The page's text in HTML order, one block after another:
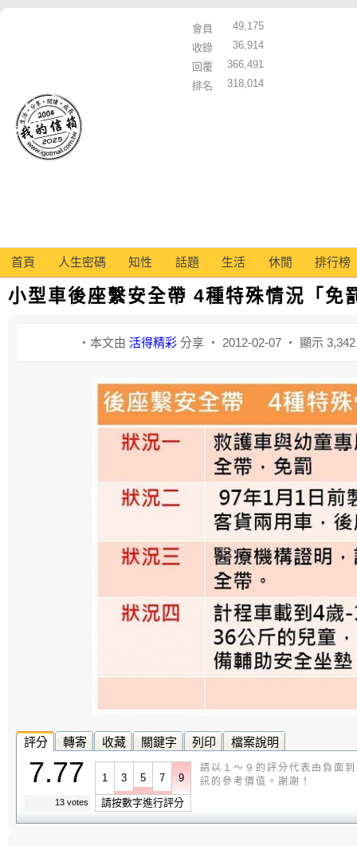
會員
49,175
收錄
36,914
回覆
366,491
排名
318,014
首頁 人生密碼 知性 話題 生活 休閒 排行榜
小型車後座繫安全帶 4種特殊情況「免
‧本文由 活得精彩 分享 ‧ 2012-02-07 ‧ 顯示
評分 轉寄 收藏 關鍵字 列印 檔案說明
7.77
13 votes
1 3 5 7 9
請按數字進行評分
請以１～９的評分代表由負面
訊的參考價值。謝謝！